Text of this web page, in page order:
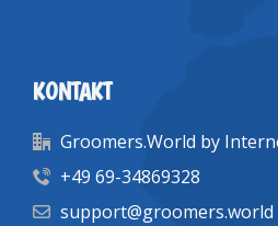
KONTAKT
Groomers.World by
+49 69-34869328
support@groomers.world